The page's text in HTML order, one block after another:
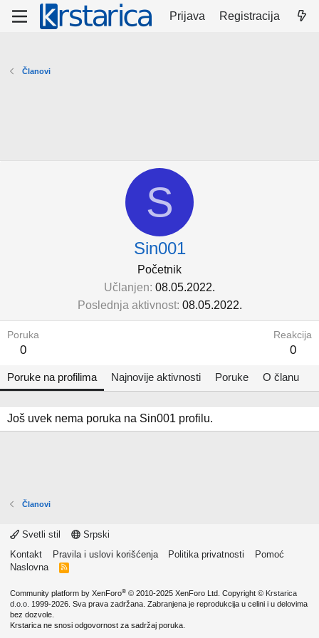
Prijava Registracija
Članovi
S
Sin001
Početnik
Učlanjen 08.05.2022.
Poslednja aktivnost 08.05.2022.
Poruka
0
Reakcija
0
Poruke na profilima Najnovije aktivnosti Poruke O članu
Još uvek nema poruka na Sin001 profilu.
Članovi
Svetli stil
Srpski
Kontakt
Pravila i uslovi korišćenja Politika privatnosti
Pomoć
Naslovna
R
Community platform by XenForo® © 2010-2025 XenForo Ltd. Copyright © Krstarica
d.o.o. 1999-2026. Sva prava zadržana. Zabranjena je reprodukcija u celini i u delovima
bez dozvole.
Krstarica ne snosi odgovornost za sadržaj poruka.